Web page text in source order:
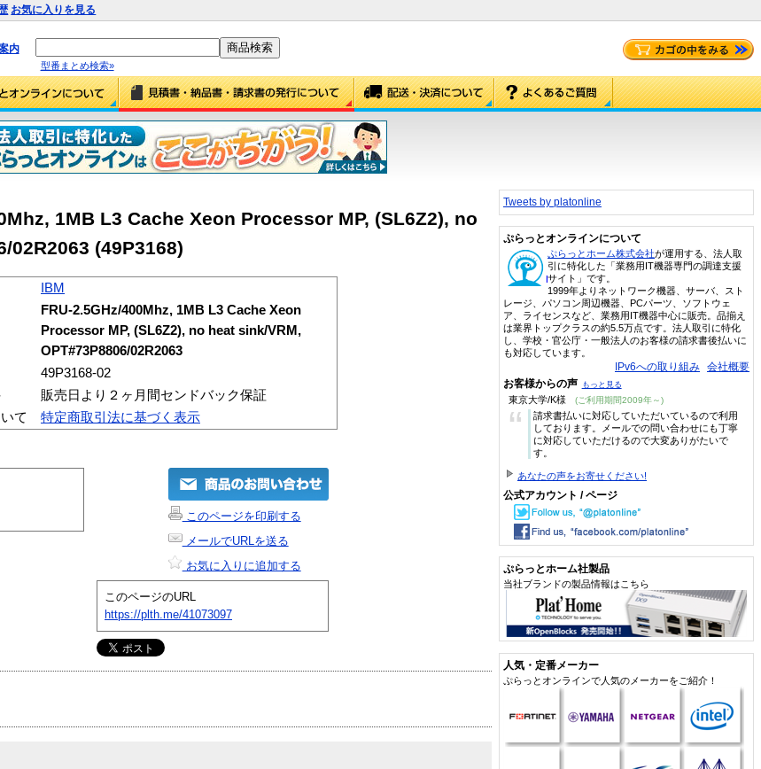
お気に入りを見る
内
型番まとめ検索»
1MB L3 Cache Xeon Processor MP, (SL6Z2), no
02R2063 (49P3168)
IBM
FRU-2.5GHz/400Mhz, 1MB L3 Cache Xeon
Processor MP, (SL6Z2), no heat sink/VRM,
OPT#73P8806/02R2063
49P3168-02
販売日より２ヶ月間センドバック保証
て
特定商取引法に基づく表示
このページを印刷する
メールでURLを送る
お気に入りに追加する
このページのURL
https://plth.me/41073097
Tweets by platonline
ぷらっとオンラインについて
ぷらっとホーム株式会社が運用する、法人取
引に特化した「業務用IT機器専門の調達支援
サイト」です。
1999年よりネットワーク機器、サーバ、スト
レージ、パソコン周辺機器、PCパーツ、ソフトウェ
ア、ライセンスなど、業務用IT機器中心に販売。品揃え
は業界トップクラスの約5.5万点です。法人取引に特化
し、学校・官公庁・一般法人のお客様の請求書後払いに
も対応しています。
IPv6への取り組み 会社概要
お客様からの声 もっと見る
東京大学/K様 (ご利用期間2009年～)
“
請求書払いに対応していただいているので利用
しております。メールでの問い合わせにも丁寧
に対応していただけるので大変ありがたいで
す。
あなたの声をお寄せください!
公式アカウント / ページ
ぷらっとホーム社製品
当社ブランドの製品情報はこちら
人気・定番メーカー
ぷらっとオンラインで人気のメーカーをご紹介！